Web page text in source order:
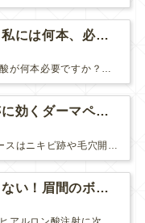
ヒアルロン酸、私には何本、必要ですか？
「私にはヒアルロン酸が何本必要ですか？」 診察の時によく聞かれますが、なかなか難しい質問です。 どこまでこだわってキレイにしたいかによって 使うヒアルロン酸の量が変わるからです。 前回もご紹介させ...
毛穴とニキビ跡に効くダーマペン４フルコース
ダーマペン4フルコースはニキビ跡や毛穴開きで悩まれている方に自信を持ってお勧めできる美肌治療です。 ↑ ダーマペン4フルコースを4回行いました。 ニキビ跡と毛穴開きが改善して肌のキメが整いまし...
縦ジワだけじゃない！眉間のボトックス注射